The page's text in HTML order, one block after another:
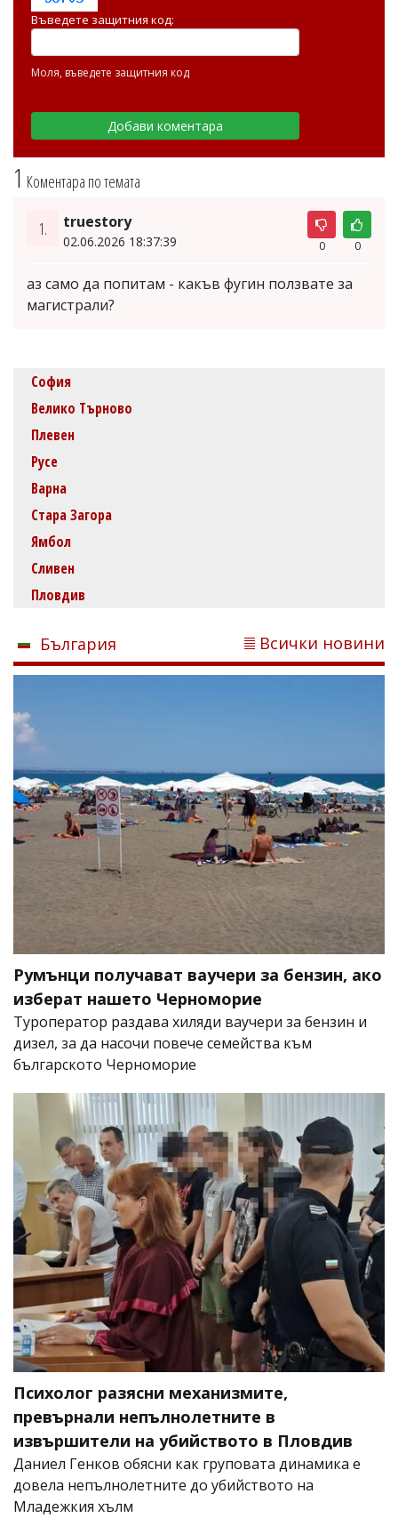
1 Коментара по темата
1. truestory
02.06.2026 18:37:39 0 0
аз само да попитам - какъв фугин ползвате за
магистрали?
Въведете защитния код:
Моля, въведете защитния код
София
Велико Търново
Плевен
Русе
Варна
Стара Загора
Ямбол
Сливен
Пловдив
България Всички новини
Румънци получават ваучери за бензин, ако
изберат нашето Черноморие
Туроператор раздава хиляди ваучери за бензин и
дизел, за да насочи повече семейства към
българското Черноморие
Психолог разясни механизмите,
превърнали непълнолетните в
извършители на убийството в Пловдив
Даниел Генков обясни как груповата динамика е
довела непълнолетните до убийството на
Младежкия хълм